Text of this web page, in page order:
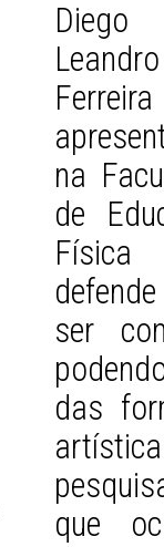
Diego
Leandro
na
de
Física
ser
das
que